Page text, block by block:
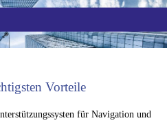
Vorteile
für Navigation und